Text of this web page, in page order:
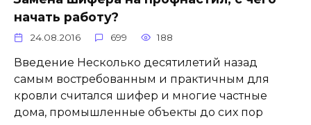
начать работу?
24.08.2016 699 188
Введение Несколько десятилетий назад
самым востребованным и практичным для
кровли считался шифер и многие частные
дома, промышленные объекты до сих пор